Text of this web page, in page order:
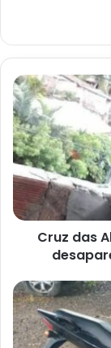
Cruz
das
Almas:
Família
procura
por
jovem
desaparecido
na
localidade
Cruz das
Polícia
Militar
recupera
motocicleta